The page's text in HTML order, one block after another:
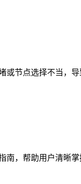
节点选择不当，
，帮助用户清晰